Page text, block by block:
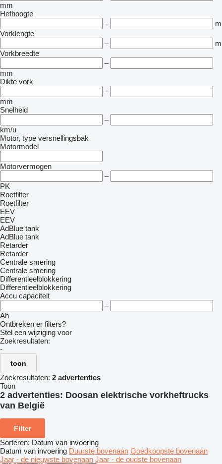
mm
Hefhoogte
–
m
Vorklengte
–
m
Vorkbreedte
–
mm
Dikte vork
–
mm
Snelheid
–
km/u
Motor, type versnellingsbak
Motormodel
Motorvermogen
–
PK
Roetfilter
Roetfilter
EEV
EEV
AdBlue tank
AdBlue tank
Retarder
Retarder
Centrale smering
Centrale smering
Differentieelblokkering
Differentieelblokkering
Accu capaciteit
–
Ah
Ontbreken er filters?
Stel een wijziging voor
Zoekresultaten:
-
toon
Zoekresultaten: 2 advertenties
Toon
2 advertenties: Doosan elektrische vorkheftrucks
van België
Filter
Sorteren: Datum van invoering
Datum van invoering Duurste bovenaan Goedkoopste bovenaan
Jaar - de nieuwste bovenaan Jaar - de oudste bovenaan